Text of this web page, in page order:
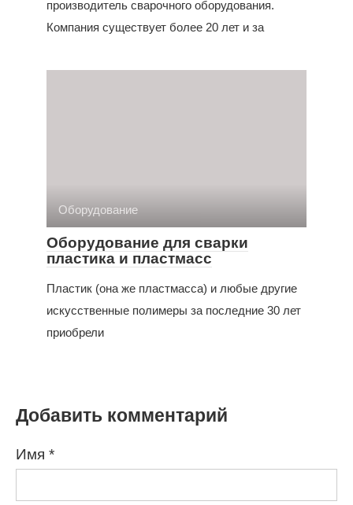
производитель сварочного оборудования.
Компания существует более 20 лет и за
Оборудование
Оборудование для сварки
пластика и пластмасс
Пластик (она же пластмасса) и любые другие
искусственные полимеры за последние 30 лет
приобрели
Добавить комментарий
Имя *